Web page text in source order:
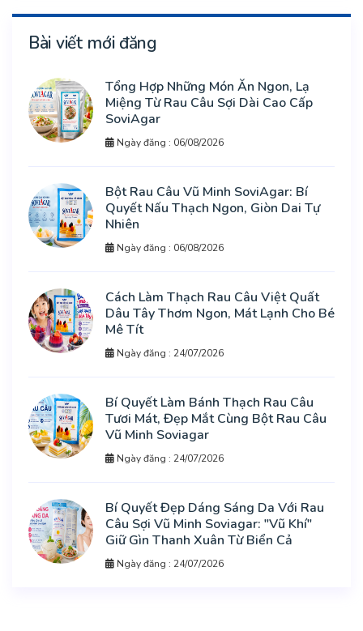
Bài viết mới đăng
Tổng Hợp Những Món Ăn Ngon, Lạ
Miệng Từ Rau Câu Sợi Dài Cao Cấp
SoviAgar
Ngày đăng : 06/08/2026
Bột Rau Câu Vũ Minh SoviAgar: Bí
Quyết Nấu Thạch Ngon, Giòn Dai Tự
Nhiên
Ngày đăng : 06/08/2026
Cách Làm Thạch Rau Câu Việt Quất
Dâu Tây Thơm Ngon, Mát Lạnh Cho Bé
Mê Tít
Ngày đăng : 24/07/2026
Bí Quyết Làm Bánh Thạch Rau Câu
Tươi Mát, Đẹp Mắt Cùng Bột Rau Câu
Vũ Minh Soviagar
Ngày đăng : 24/07/2026
Bí Quyết Đẹp Dáng Sáng Da Với Rau
Câu Sợi Vũ Minh Soviagar: "Vũ Khí"
Giữ Gìn Thanh Xuân Từ Biển Cả
Ngày đăng : 24/07/2026